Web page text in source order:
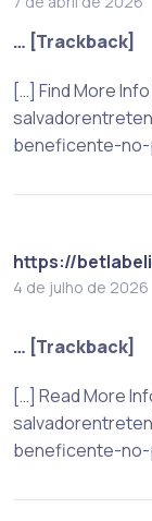
… [Trackback]
[…] Find More
beneficente-no-
https://
4 de julho de 2026
… [Trackback]
[…] Read More
beneficente-no-